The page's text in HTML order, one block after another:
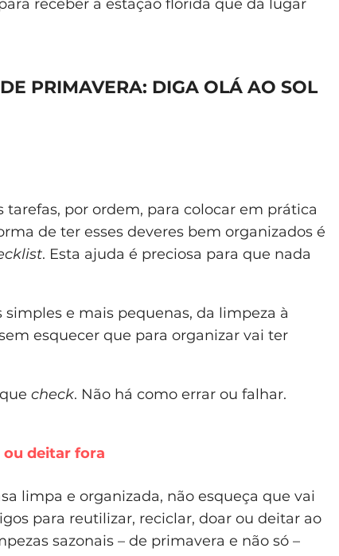
receber a estação florida que dá lugar
PRIMAVERA: DIGA OLÁ AO SOL
por ordem, para colocar em prática
de ter esses deveres bem organizados é
. Esta ajuda é preciosa para que nada
e mais pequenas, da limpeza à
esquecer que para organizar vai ter
check. Não há como errar ou falhar.
ou deitar fora
limpa e organizada, não esqueça que vai
para reutilizar, reciclar, doar ou deitar ao
sazonais – de primavera e não só –